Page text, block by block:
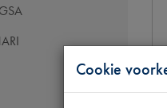
Cookie